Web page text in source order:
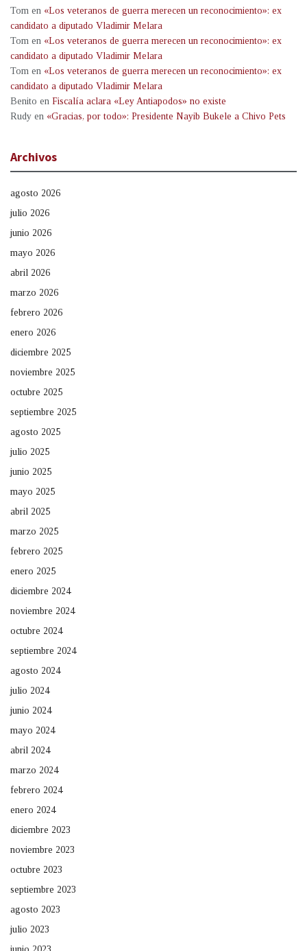
Tom en «Los veteranos de guerra merecen un reconocimiento»: ex
candidato a diputado Vladimir Melara
Tom en «Los veteranos de guerra merecen un reconocimiento»: ex
candidato a diputado Vladimir Melara
Tom en «Los veteranos de guerra merecen un reconocimiento»: ex
candidato a diputado Vladimir Melara
Benito en Fiscalía aclara «Ley Antiapodos» no existe
Rudy en «Gracias, por todo»: Presidente Nayib Bukele a Chivo Pets
Archivos
agosto 2026
julio 2026
junio 2026
mayo 2026
abril 2026
marzo 2026
febrero 2026
enero 2026
diciembre 2025
noviembre 2025
octubre 2025
septiembre 2025
agosto 2025
julio 2025
junio 2025
mayo 2025
abril 2025
marzo 2025
febrero 2025
enero 2025
diciembre 2024
noviembre 2024
octubre 2024
septiembre 2024
agosto 2024
julio 2024
junio 2024
mayo 2024
abril 2024
marzo 2024
febrero 2024
enero 2024
diciembre 2023
noviembre 2023
octubre 2023
septiembre 2023
agosto 2023
julio 2023